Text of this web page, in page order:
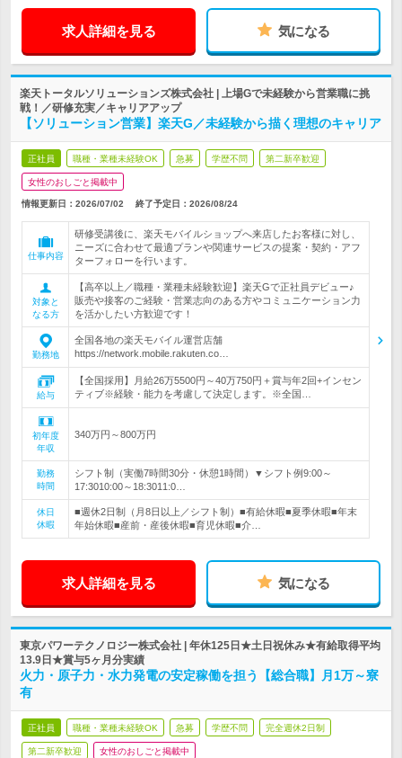
求人詳細を見る 気になる
楽天トータルソリューションズ株式会社 | 上場Gで未経験から営業職に挑
戦！／研修充実／キャリアアップ
【ソリューション営業】楽天G／未経験から描く理想のキャリア
正社員 職種・業種未経験OK 急募 学歴不問 第二新卒歓迎
女性のおしごと掲載中
情報更新日：2026/07/02 終了予定日： 2026/08/24
仕事内容
研修受講後に、楽天モバイルショップへ来店したお客様に対し、
ニーズに合わせて最適プランや関連サービスの提案・契約・アフ
ターフォローを行います。
対象と
なる方
【高卒以上／職種・業種未経験歓迎】楽天Gで正社員デビュー♪
販売や接客のご経験・営業志向のある方やコミュニケーション力
を活かしたい方歓迎です！
勤務地
全国各地の楽天モバイル運営店舗
https://network.mobile.rakuten.co…
給与
【全国採用】月給26万5500円～40万750円＋賞与年2回+インセン
ティブ※経験・能力を考慮して決定します。※全国…
初年度
年収
340万円～800万円
勤務
時間
シフト制（実働7時間30分・休憩1時間）▼シフト例9:00～
17:3010:00～18:3011:0…
休日
休暇
■週休2日制（月8日以上／シフト制）■有給休暇■夏季休暇■年末
年始休暇■産前・産後休暇■育児休暇■介…
求人詳細を見る 気になる
東京パワーテクノロジー株式会社 | 年休125日★土日祝休み★有給取得平均
13.9日★賞与5ヶ月分実績
火力・原子力・水力発電の安定稼働を担う【総合職】月1万～寮
有
正社員 職種・業種未経験OK 急募 学歴不問 完全週休2日制
第二新卒歓迎 女性のおしごと掲載中